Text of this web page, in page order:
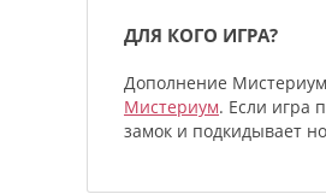
ДЛЯ КОГО ИГРА?
Дополнение
Мистериум. Если игра
замок и подкидывает